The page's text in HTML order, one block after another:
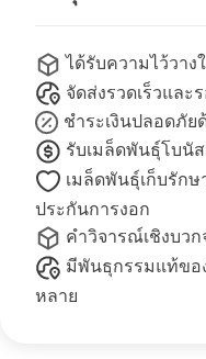
ได้รับความไว้วา
จัดส่งรวดเร็วและ
ชำระเงินปลอดภัย
รับเมล็ดพันธุ์โบนั
เมล็ดพันธุ์เก็บรัก
ประกันการงอก
คำวิจารณ์เชิงบว
มีพันธุกรรมแท้ของ
หลาย